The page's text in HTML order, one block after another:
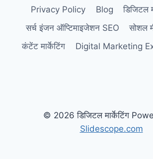
Privacy Policy Blog
डिजिटल
सर्च इंजन ऑप्टिमाइजेशन SEO
सोशल
कंटेंट मार्केटिंग
Digital Marketing
© 2026 डिजिटल मार्केटिंग
Slidescope.com